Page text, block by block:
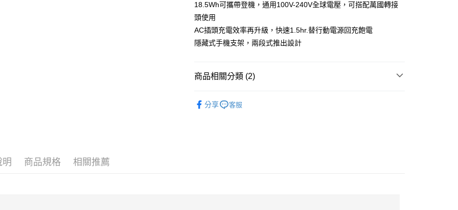
18.5Wh可攜帶登機，通用100V-240V全球電壓，可搭配萬國轉接
頭使用
AC插頭充電效率再升級，快速1.5hr.替行動電源回充飽電
隱藏式手機支架，兩段式推出設計
商品相關分類 (2)
分享 客服
明 商品規格 相關推薦